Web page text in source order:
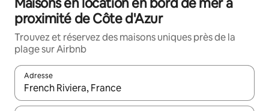
proximité de Côte d'Azur
Trouvez et réservez des maisons uniques près de la
plage sur Airbnb
Adresse
Lorsque les résultats s'affichent, utilisez les flèches vers le